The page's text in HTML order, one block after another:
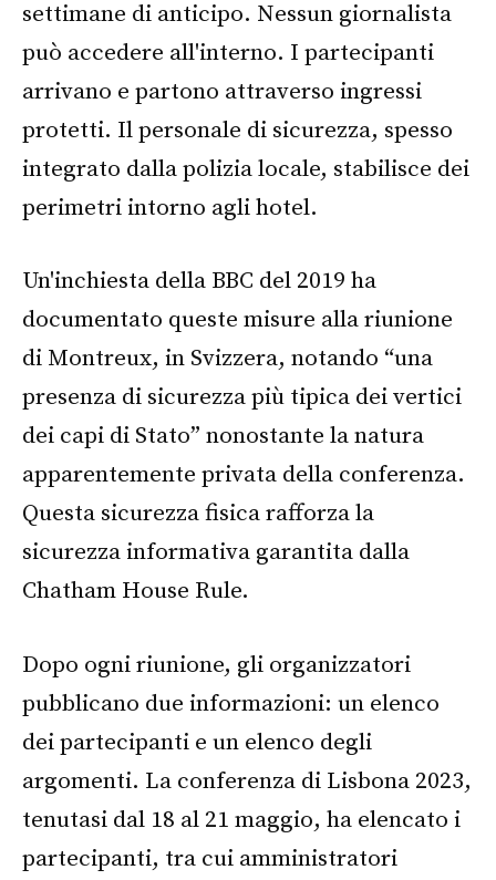
settimane di anticipo. Nessun giornalista
può accedere all'interno. I partecipanti
arrivano e partono attraverso ingressi
protetti. Il personale di sicurezza, spesso
integrato dalla polizia locale, stabilisce dei
perimetri intorno agli hotel.
Un'inchiesta della BBC del 2019 ha
documentato queste misure alla riunione
di Montreux, in Svizzera, notando “una
presenza di sicurezza più tipica dei vertici
dei capi di Stato” nonostante la natura
apparentemente privata della conferenza.
Questa sicurezza fisica rafforza la
sicurezza informativa garantita dalla
Chatham House Rule.
Dopo ogni riunione, gli organizzatori
pubblicano due informazioni: un elenco
dei partecipanti e un elenco degli
argomenti. La conferenza di Lisbona 2023,
tenutasi dal 18 al 21 maggio, ha elencato i
partecipanti, tra cui amministratori